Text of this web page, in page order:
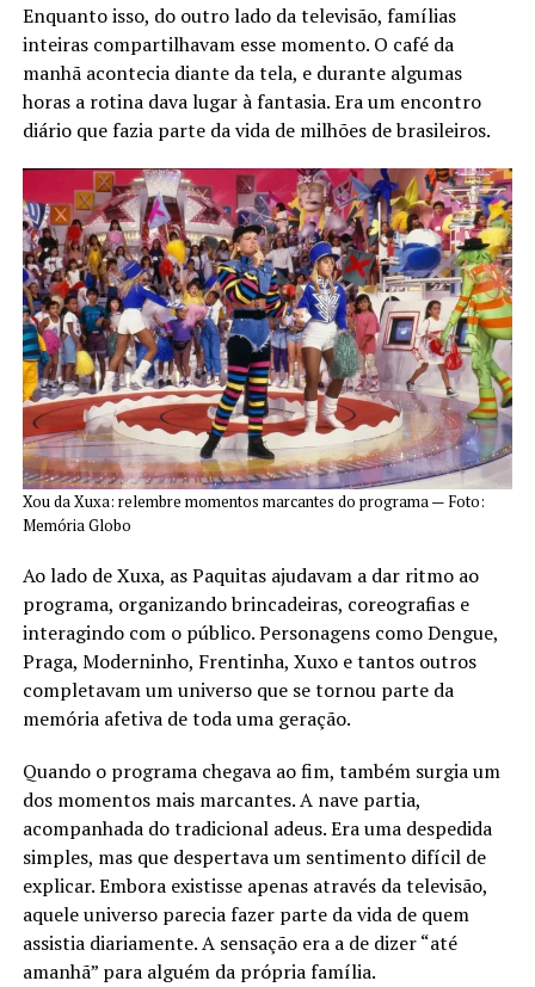
Enquanto isso, do outro lado da televisão, famílias
inteiras compartilhavam esse momento. O café da
manhã acontecia diante da tela, e durante algumas
horas a rotina dava lugar à fantasia. Era um encontro
diário que fazia parte da vida de milhões de brasileiros.
Xou da Xuxa: relembre momentos marcantes do programa — Foto:
Memória Globo
Ao lado de Xuxa, as Paquitas ajudavam a dar ritmo ao
programa, organizando brincadeiras, coreografias e
interagindo com o público. Personagens como Dengue,
Praga, Moderninho, Frentinha, Xuxo e tantos outros
completavam um universo que se tornou parte da
memória afetiva de toda uma geração.
Quando o programa chegava ao fim, também surgia um
dos momentos mais marcantes. A nave partia,
acompanhada do tradicional adeus. Era uma despedida
simples, mas que despertava um sentimento difícil de
explicar. Embora existisse apenas através da televisão,
aquele universo parecia fazer parte da vida de quem
assistia diariamente. A sensação era a de dizer “até
amanhã” para alguém da própria família.